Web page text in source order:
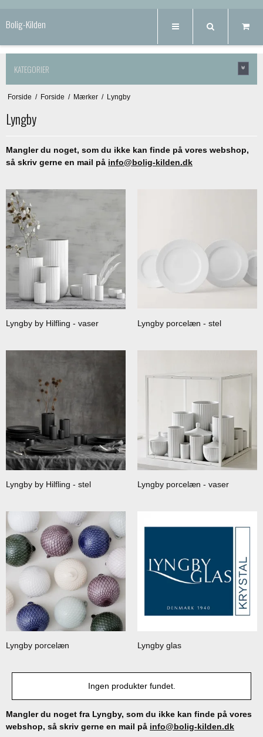
Bolig-Kilden
KATEGORIER
Forside / Forside / Mærker / Lyngby
Lyngby
Mangler du noget, som du ikke kan finde på vores webshop,
så skriv gerne en mail på info@bolig-kilden.dk
Lyngby by Hilfling - vaser Lyngby porcelæn - stel
Lyngby by Hilfling - stel Lyngby porcelæn - vaser
Lyngby porcelæn Lyngby glas
Ingen produkter fundet.
Mangler du noget fra Lyngby, som du ikke kan finde på vores
webshop, så skriv gerne en mail på info@bolig-kilden.dk